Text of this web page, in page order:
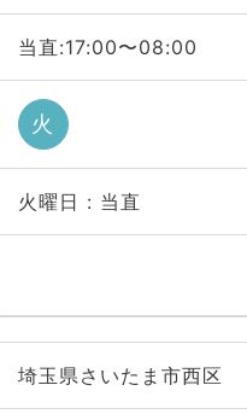
当直:17:00〜08:00
火
火曜日 : 当直
埼玉県さいたま市西区